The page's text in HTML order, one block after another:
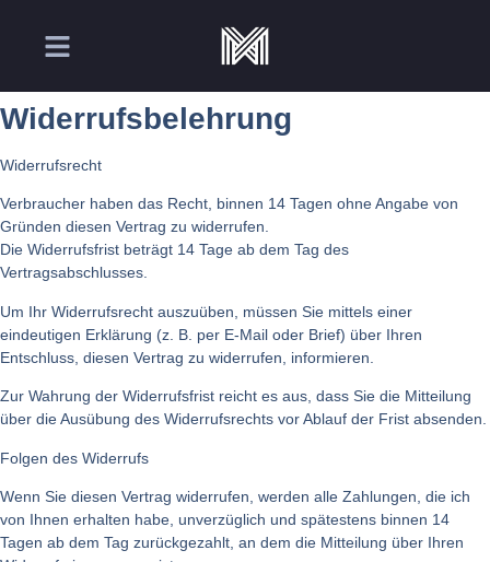
Widerrufsbelehrung
Widerrufsrecht
Verbraucher haben das Recht, binnen 14 Tagen ohne Angabe von
Gründen diesen Vertrag zu widerrufen.
Die Widerrufsfrist beträgt 14 Tage ab dem Tag des
Vertragsabschlusses.
Um Ihr Widerrufsrecht auszuüben, müssen Sie mittels einer
eindeutigen Erklärung (z. B. per E-Mail oder Brief) über Ihren
Entschluss, diesen Vertrag zu widerrufen, informieren.
Zur Wahrung der Widerrufsfrist reicht es aus, dass Sie die Mitteilung
über die Ausübung des Widerrufsrechts vor Ablauf der Frist absenden.
Folgen des Widerrufs
Wenn Sie diesen Vertrag widerrufen, werden alle Zahlungen, die ich
von Ihnen erhalten habe, unverzüglich und spätestens binnen 14
Tagen ab dem Tag zurückgezahlt, an dem die Mitteilung über Ihren